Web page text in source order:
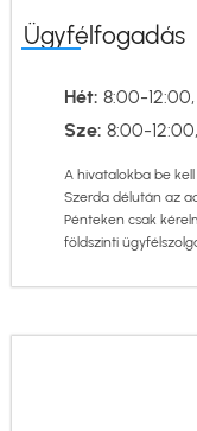
Ügyfélfogadás
Hét: 8:00-
Sze: 8:00-
A hivatalokba be
Szerda délután az
Pénteken csak
földszinti